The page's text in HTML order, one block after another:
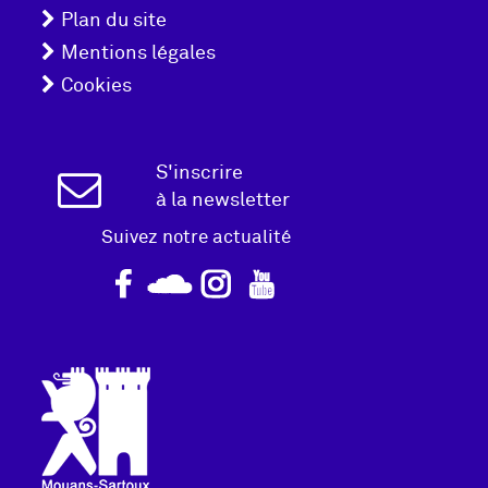
pied
de
page
Plan du site
Mentions légales
Cookies
Inscription
Newsletter
S'inscrire
à la newsletter
Suivez notre actualité
Logo
pied
de